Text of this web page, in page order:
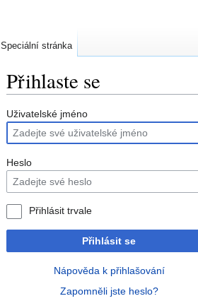
Přihlaste se
Skočit
na
navigaci
Skočit
na
vyhledávání
Uživatelské jméno
Heslo
Přihlásit trvale
Přihlásit se
Nápověda k přihlašování
Zapomněli jste heslo?
Speciální stránka